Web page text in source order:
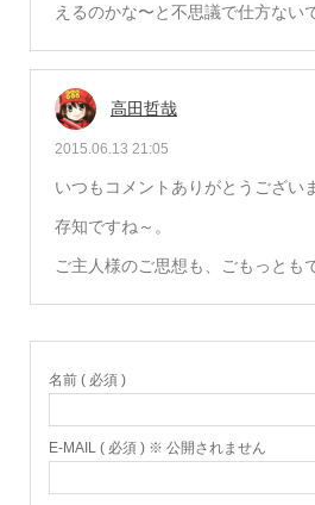
えるのかな〜と不思議で仕方ない
高田哲哉
2015.06.13 21:05
いつもコメントありがとうござい
存知ですね～。
ご主人様のご思想も、ごもっとも
名前 ( 必須 )
E-MAIL ( 必須 ) ※ 公開されません